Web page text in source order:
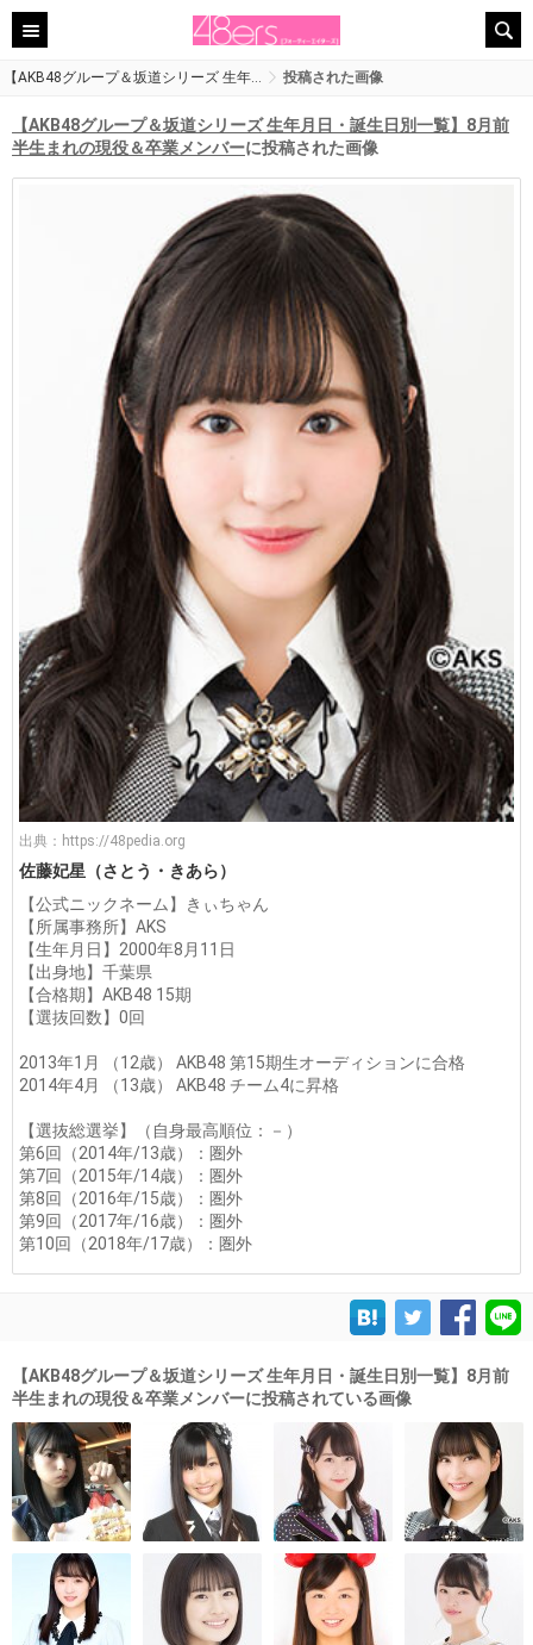
【AKB48グループ＆坂道シリーズ 生年… 投稿された画像
【AKB48グループ＆坂道シリーズ 生年月日・誕生日別一覧】8月前
半生まれの現役＆卒業メンバーに投稿された画像
出典： https://48pedia.org
佐藤妃星（さとう・きあら）
【公式ニックネーム】きぃちゃん
【所属事務所】AKS
【生年月日】2000年8月11日
【出身地】千葉県
【合格期】AKB48 15期
【選抜回数】0回
2013年1月 （12歳） AKB48 第15期生オーディションに合格
2014年4月 （13歳） AKB48 チーム4に昇格
【選抜総選挙】（自身最高順位：－）
第6回（2014年/13歳）：圏外
第7回（2015年/14歳）：圏外
第8回（2016年/15歳）：圏外
第9回（2017年/16歳）：圏外
第10回（2018年/17歳）：圏外
【AKB48グループ＆坂道シリーズ 生年月日・誕生日別一覧】8月前
半生まれの現役＆卒業メンバーに投稿されている画像